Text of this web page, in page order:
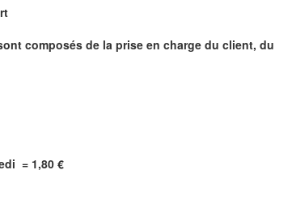
composés de la prise en charge du client, du
= 1,80 €